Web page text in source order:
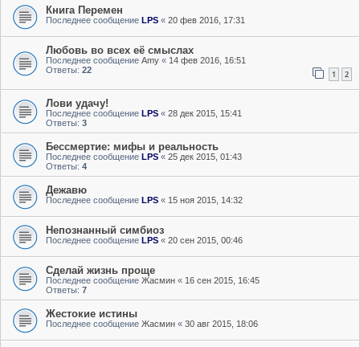
Книга Перемен
Последнее сообщение LPS « 20 фев 2016, 17:31
Любовь во всех её смыслах
Последнее сообщение Amy « 14 фев 2016, 16:51
Ответы: 22 1 2
Лови удачу!
Последнее сообщение LPS « 28 дек 2015, 15:41
Ответы: 3
Бессмертие: мифы и реальность
Последнее сообщение LPS « 25 дек 2015, 01:43
Ответы: 4
Дежавю
Последнее сообщение LPS « 15 ноя 2015, 14:32
Непознанный симбиоз
Последнее сообщение LPS « 20 сен 2015, 00:46
Сделай жизнь проще
Последнее сообщение Жасмин « 16 сен 2015, 16:45
Ответы: 7
Жестокие истины
Последнее сообщение Жасмин « 30 авг 2015, 18:06